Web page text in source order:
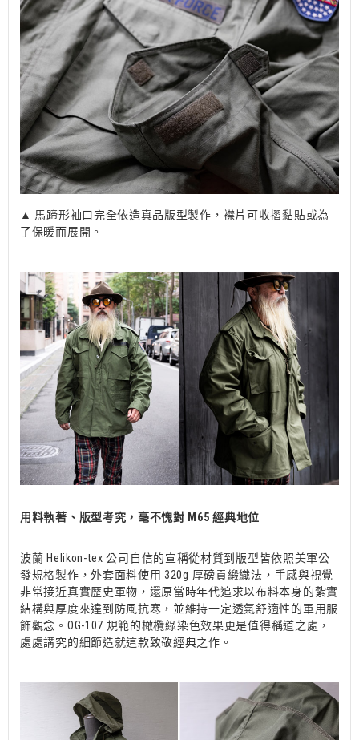
▲ 馬蹄形袖口完全依造真品版型製作，襟片可收摺黏貼或為
了保暖而展開。
用料執著、版型考究，毫不愧對 M65 經典地位
波蘭 Helikon-tex 公司自信的宣稱從材質到版型皆依照美軍公
發規格製作，外套面料使用 320g 厚磅貢緞織法，手感與視覺
非常接近真實歷史軍物，還原當時年代追求以布料本身的紮實
結構與厚度來達到防風抗寒，並維持一定透氣舒適性的軍用服
飾觀念。OG-107 規範的橄欖綠染色效果更是值得稱道之處，
處處講究的細節造就這款致敬經典之作。